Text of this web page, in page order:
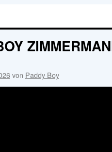
BAND
–
–
von Paddy Boy